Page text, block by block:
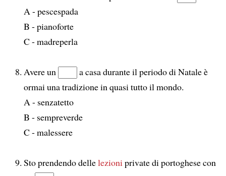
A - pescespada
B - pianoforte
C - madreperla
Avere un
a casa durante il periodo di Natale è
ormai una tradizione in quasi tutto il mondo.
A - senzatetto
B - sempreverde
C - malessere
Sto prendendo dellelezioni private di portoghese con